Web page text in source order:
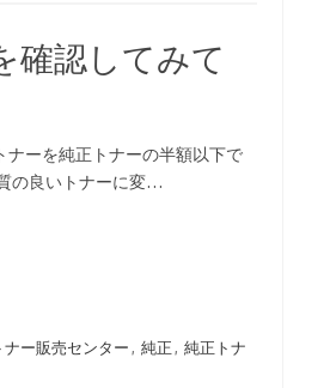
確認してみて
ナーを純正トナーの半額以下で
の良いトナーに変…
ナー販売センター , 純正 , 純正トナ